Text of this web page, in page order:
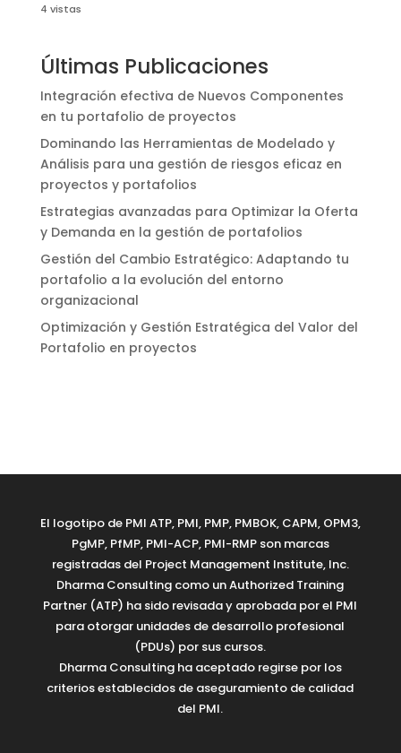
4 vistas
Últimas Publicaciones
Integración efectiva de Nuevos Componentes
en tu portafolio de proyectos
Dominando las Herramientas de Modelado y
Análisis para una gestión de riesgos eficaz en
proyectos y portafolios
Estrategias avanzadas para Optimizar la Oferta
y Demanda en la gestión de portafolios
Gestión del Cambio Estratégico: Adaptando tu
portafolio a la evolución del entorno
organizacional
Optimización y Gestión Estratégica del Valor del
Portafolio en proyectos
El logotipo de PMI ATP, PMI, PMP, PMBOK, CAPM, OPM3,
PgMP, PfMP, PMI-ACP, PMI-RMP son marcas
registradas del Project Management Institute, Inc.
Dharma Consulting como un Authorized Training
Partner (ATP) ha sido revisada y aprobada por el PMI
para otorgar unidades de desarrollo profesional
(PDUs) por sus cursos.
Dharma Consulting ha aceptado regirse por los
criterios establecidos de aseguramiento de calidad
del PMI.